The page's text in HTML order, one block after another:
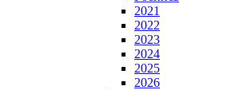
2021
2022
2023
2024
2025
2026